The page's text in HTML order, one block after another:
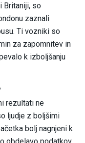
Britaniji, so
zaznali
Ti vozniki so
za zapomnitev in
k izboljšanju
rezultati ne
ljudje z boljšimi
bolj nagnjeni k